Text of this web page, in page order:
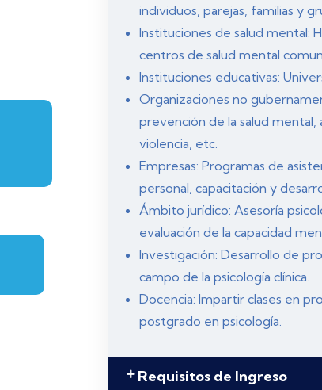
individuos, parejas, familias y
Instituciones de salud mental:
centros de salud mental
Instituciones educativas:
Organizaciones no
prevención de la salud mental,
violencia, etc.
Empresas: Programas de
personal, capacitación y
Ámbito jurídico: Asesoría
evaluación de la capacidad
Investigación: Desarrollo de
campo de la psicología clínica.
Docencia: Impartir clases en
postgrado en psicología.
Requisitos de Ingreso